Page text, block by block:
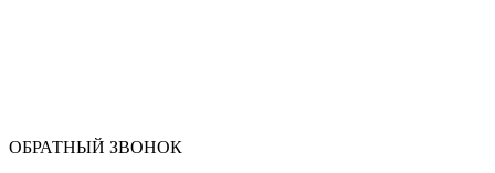
ОБРАТНЫЙ ЗВОНОК